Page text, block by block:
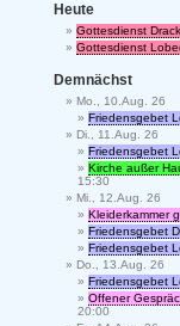
Heute
Gottesdienst
Gottesdienst
Demnächst
Mo., 10.Aug. 26
Friedensgebet
Di., 11.Aug. 26
Friedensgebet
Kirche außer
15:30
Mi., 12.Aug. 26
Kleiderkammer
Friedensgebet
Friedensgebet
Do., 13.Aug. 26
Friedensgebet
Offener
20:00